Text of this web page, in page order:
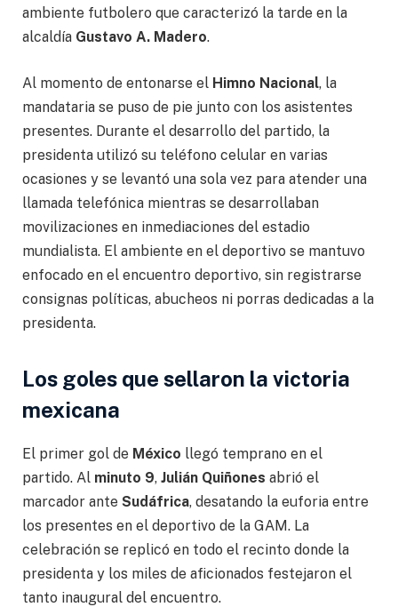
ambiente futbolero que caracterizó la tarde en la
alcaldía Gustavo A. Madero.
Al momento de entonarse el Himno Nacional, la
mandataria se puso de pie junto con los asistentes
presentes. Durante el desarrollo del partido, la
presidenta utilizó su teléfono celular en varias
ocasiones y se levantó una sola vez para atender una
llamada telefónica mientras se desarrollaban
movilizaciones en inmediaciones del estadio
mundialista. El ambiente en el deportivo se mantuvo
enfocado en el encuentro deportivo, sin registrarse
consignas políticas, abucheos ni porras dedicadas a la
presidenta.
Los goles que sellaron la victoria
mexicana
El primer gol de México llegó temprano en el
partido. Al minuto 9, Julián Quiñones abrió el
marcador ante Sudáfrica, desatando la euforia entre
los presentes en el deportivo de la GAM. La
celebración se replicó en todo el recinto donde la
presidenta y los miles de aficionados festejaron el
tanto inaugural del encuentro.